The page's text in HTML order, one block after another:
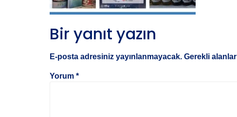
Bir yanıt yazın
E-posta adresiniz yayınlanmayacak. Gerekli alanlar
Yorum *